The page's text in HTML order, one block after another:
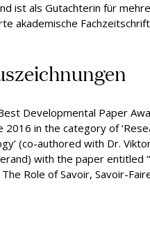
ist als Gutachterin für
akademische
Developmental Paper
2016 in the category of
(co-authored with Dr.
with the paper entitled
Role of Savoir, Savoir-